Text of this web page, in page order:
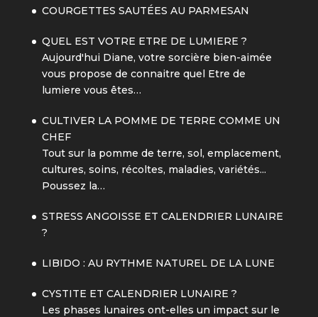
COURGETTES SAUTÉES AU PARMESAN
QUEL EST VOTRE ETRE DE LUMIERE ?
Aujourd'hui Diane, votre sorcière bien-aimée
vous propose de connaitre quel Etre de
lumiere vous êtes…
CULTIVER LA POMME DE TERRE COMME UN
CHEF
Tout sur la pomme de terre, sol, emplacement,
cultures, soins, récoltes, maladies, variétés...
Poussez la…
STRESS ANGOISSE ET CALENDRIER LUNAIRE
?
LIBIDO : AU RYTHME NATUREL DE LA LUNE
CYSTITE ET CALENDRIER LUNAIRE ?
Les phases lunaires ont-elles un impact sur le